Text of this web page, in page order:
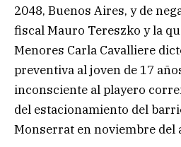
2048, Buenos Aires, y de
fiscal Mauro Tereszko y la
Menores Carla Cavalliere
preventiva al joven de 17
inconsciente al playero
del estacionamiento del
Monserrat en noviembre del